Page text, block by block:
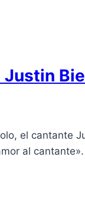
Justin
el cantante
al